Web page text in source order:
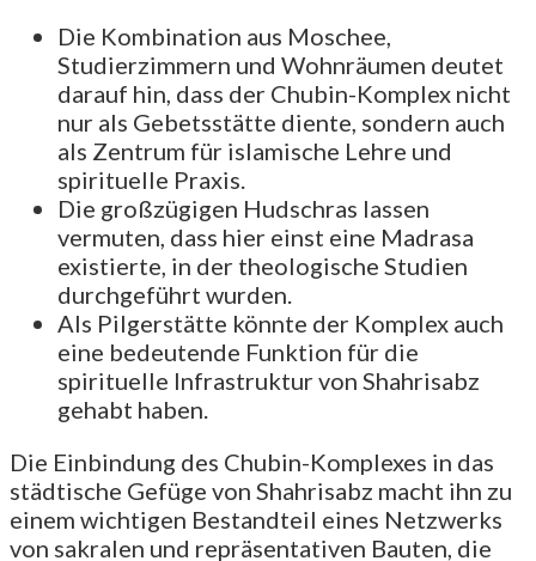
Die Kombination aus Moschee,
Studierzimmern und Wohnräumen deutet
darauf hin, dass der Chubin-Komplex nicht
nur als Gebetsstätte diente, sondern auch
als Zentrum für islamische Lehre und
spirituelle Praxis.
Die großzügigen Hudschras lassen
vermuten, dass hier einst eine Madrasa
existierte, in der theologische Studien
durchgeführt wurden.
Als Pilgerstätte könnte der Komplex auch
eine bedeutende Funktion für die
spirituelle Infrastruktur von Shahrisabz
gehabt haben.
Die Einbindung des Chubin-Komplexes in das
städtische Gefüge von Shahrisabz macht ihn zu
einem wichtigen Bestandteil eines Netzwerks
von sakralen und repräsentativen Bauten, die